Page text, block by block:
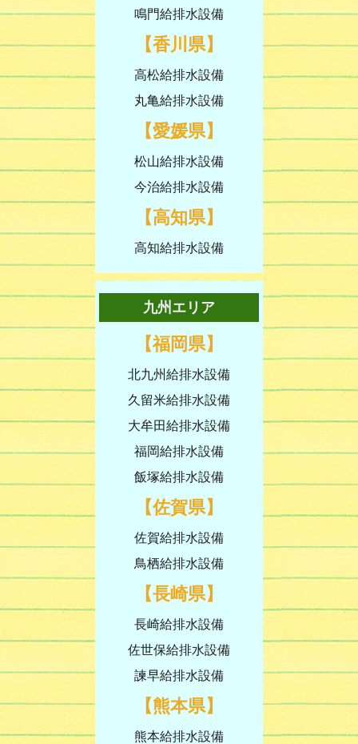
鳴門給排水設備
【香川県】
高松給排水設備
丸亀給排水設備
【愛媛県】
松山給排水設備
今治給排水設備
【高知県】
高知給排水設備
九州エリア
【福岡県】
北九州給排水設備
久留米給排水設備
大牟田給排水設備
福岡給排水設備
飯塚給排水設備
【佐賀県】
佐賀給排水設備
鳥栖給排水設備
【長崎県】
長崎給排水設備
佐世保給排水設備
諫早給排水設備
【熊本県】
熊本給排水設備